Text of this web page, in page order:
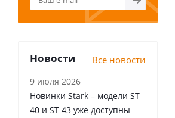
Новости Все новости
9 июля 2026
Новинки Stark – модели ST
40 и ST 43 уже доступны